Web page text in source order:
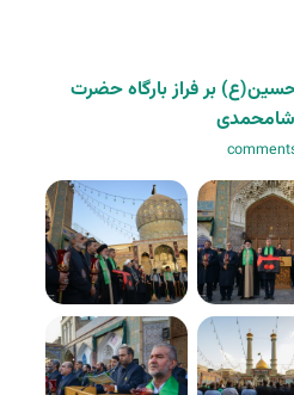
بر فراز بارگاه حضرت